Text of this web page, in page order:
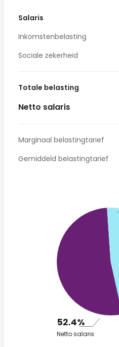
Salaris
Inkomstenbelasting
Sociale zekerheid
Totale belasting
Netto salaris
Marginaal belastingtarief
Gemiddeld belastingtarief
52.4%
Netto salaris